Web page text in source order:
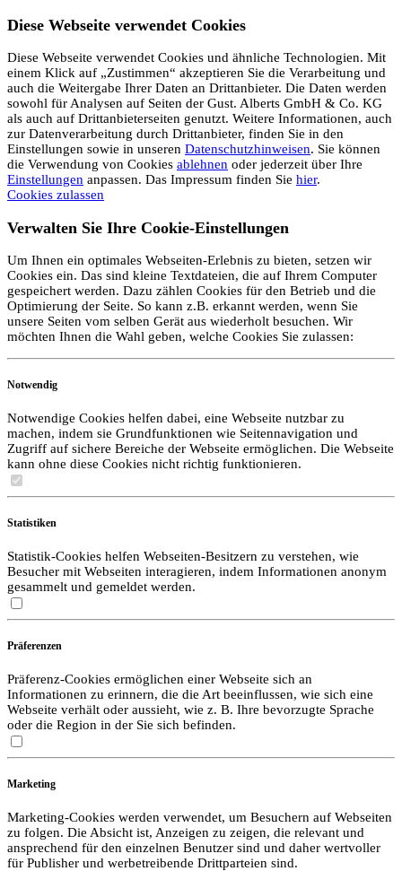
Diese Webseite verwendet Cookies
Diese Webseite verwendet Cookies und ähnliche Technologien. Mit
einem Klick auf „Zustimmen“ akzeptieren Sie die Verarbeitung und
auch die Weitergabe Ihrer Daten an Drittanbieter. Die Daten werden
sowohl für Analysen auf Seiten der Gust. Alberts GmbH & Co. KG
als auch auf Drittanbieterseiten genutzt. Weitere Informationen, auch
zur Datenverarbeitung durch Drittanbieter, finden Sie in den
Einstellungen sowie in unseren Datenschutzhinweisen. Sie können
die Verwendung von Cookies ablehnen oder jederzeit über Ihre
Einstellungen anpassen. Das Impressum finden Sie hier.
Cookies zulassen
Verwalten Sie Ihre Cookie-Einstellungen
Um Ihnen ein optimales Webseiten-Erlebnis zu bieten, setzen wir
Cookies ein. Das sind kleine Textdateien, die auf Ihrem Computer
gespeichert werden. Dazu zählen Cookies für den Betrieb und die
Optimierung der Seite. So kann z.B. erkannt werden, wenn Sie
unsere Seiten vom selben Gerät aus wiederholt besuchen. Wir
möchten Ihnen die Wahl geben, welche Cookies Sie zulassen:
Notwendig
Notwendige Cookies helfen dabei, eine Webseite nutzbar zu
machen, indem sie Grundfunktionen wie Seitennavigation und
Zugriff auf sichere Bereiche der Webseite ermöglichen. Die Webseite
kann ohne diese Cookies nicht richtig funktionieren.
Statistiken
Statistik-Cookies helfen Webseiten-Besitzern zu verstehen, wie
Besucher mit Webseiten interagieren, indem Informationen anonym
gesammelt und gemeldet werden.
Präferenzen
Präferenz-Cookies ermöglichen einer Webseite sich an
Informationen zu erinnern, die die Art beeinflussen, wie sich eine
Webseite verhält oder aussieht, wie z. B. Ihre bevorzugte Sprache
oder die Region in der Sie sich befinden.
Marketing
Marketing-Cookies werden verwendet, um Besuchern auf Webseiten
zu folgen. Die Absicht ist, Anzeigen zu zeigen, die relevant und
ansprechend für den einzelnen Benutzer sind und daher wertvoller
für Publisher und werbetreibende Drittparteien sind.